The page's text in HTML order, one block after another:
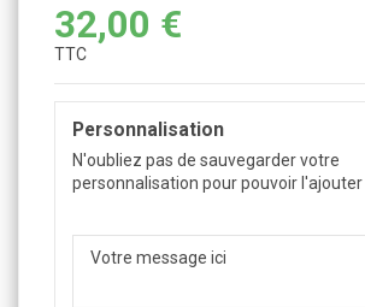
32,00 €
TTC
Personnalisation
N'oubliez pas de sauvegarder votre
personnalisation pour pouvoir